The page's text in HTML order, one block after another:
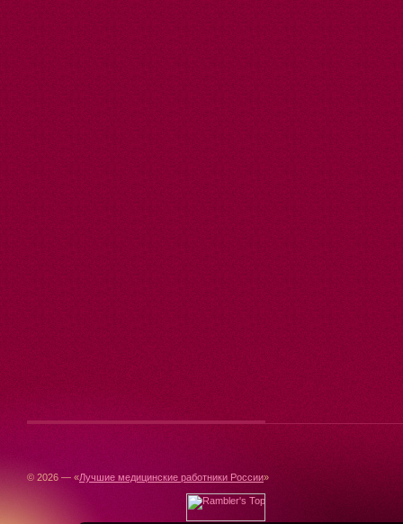
© 2026 — «Лучшие медицинские работники России»